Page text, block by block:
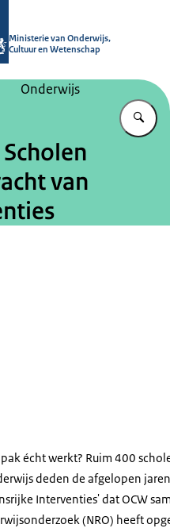
Ministerie van Onderwijs,
Cultuur en Wetenschap
Onderwijs
van
écht werkt? Ruim 400
deden de afgelopen
Interventies' dat OCW
(NRO) heeft